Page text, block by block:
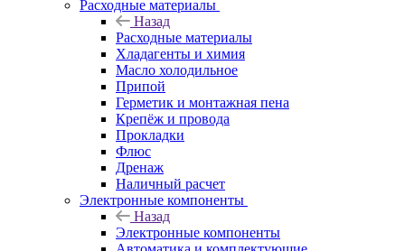
Расходные материалы
Назад
Расходные материалы
Хладагенты и химия
Масло холодильное
Припой
Герметик и монтажная пена
Крепёж и провода
Прокладки
Флюс
Дренаж
Наличный расчет
Электронные компоненты
Назад
Электронные компоненты